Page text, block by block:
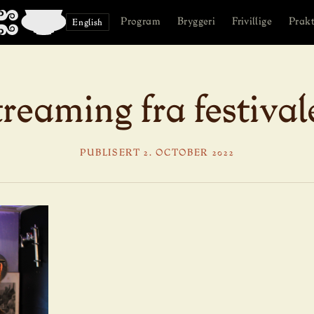
English Program Bryggeri Frivillige
fra
PUBLISERT 2. OCTOBER 2022